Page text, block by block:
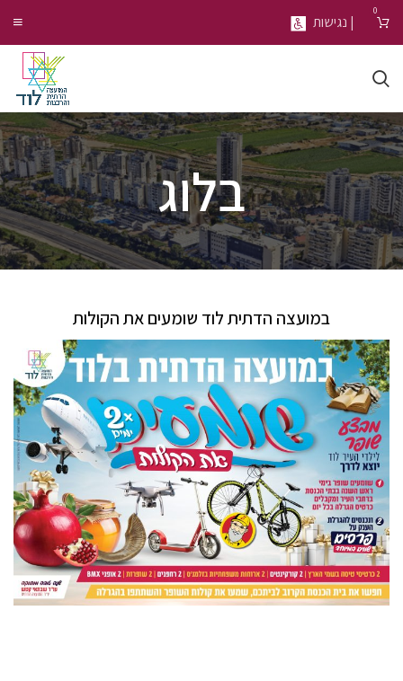
0
| נגישות
בלוג
במועצה הדתית לוד שומעים את הקולות